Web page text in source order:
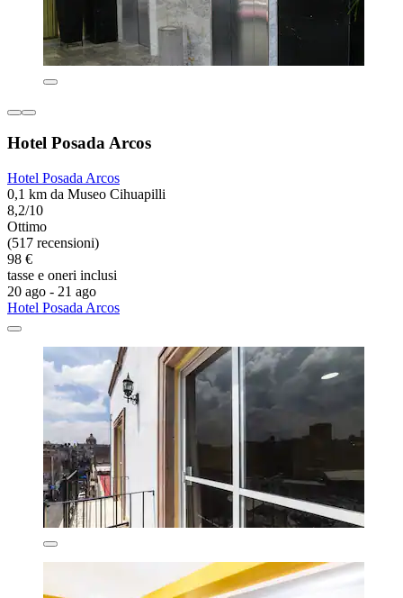
Hotel Posada Arcos
Hotel Posada Arcos
0,1 km da Museo Cihuapilli
8,2/10
Ottimo
(517 recensioni)
98 €
tasse e oneri inclusi
20 ago - 21 ago
Hotel Posada Arcos